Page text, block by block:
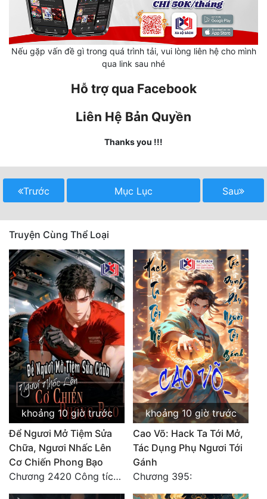
Học Đường
Khoa Huyễn
Linh Dị
Lịch Sử
Mưu Mô
Mạt Thế
Mỹ Thực
Ngôn Tình
Ngược
Nữ Cường
Nữ Phụ
Phong Thủy - Tâm Linh
Phương Tây
Phản Phái
Quan Trường
Nếu gặp vấn đề gì trong quá trình tải, vui lòng liên hệ cho mình
qua link sau nhé
Hỗ trợ qua Facebook
Liên Hệ Bản Quyền
Thanks you !!!
Trước Mục Lục Sau
Truyện Cùng Thể Loại
khoảng 10 giờ trước
Để Ngươi Mở Tiệm Sửa
Chữa, Ngươi Nhấc Lên
Cơ Chiến Phong Bạo
Chương 2420 Công tích vĩ đại!! Cơ Tu Chi Thần?!
khoảng 10 giờ trước
Cao Võ: Hack Ta Tới Mở,
Tác Dụng Phụ Ngươi Tới
Gánh
Chương 395: